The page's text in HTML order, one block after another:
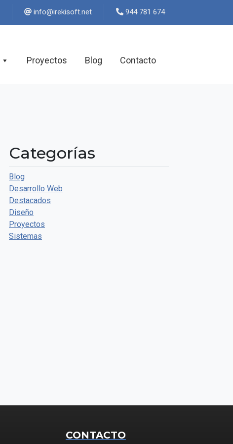
ten.tfosikeri@ofni 944 781 674
Proyectos Blog Contacto
Categorías
Blog
Desarrollo Web
Destacados
Diseño
Proyectos
Sistemas
CONTACTO